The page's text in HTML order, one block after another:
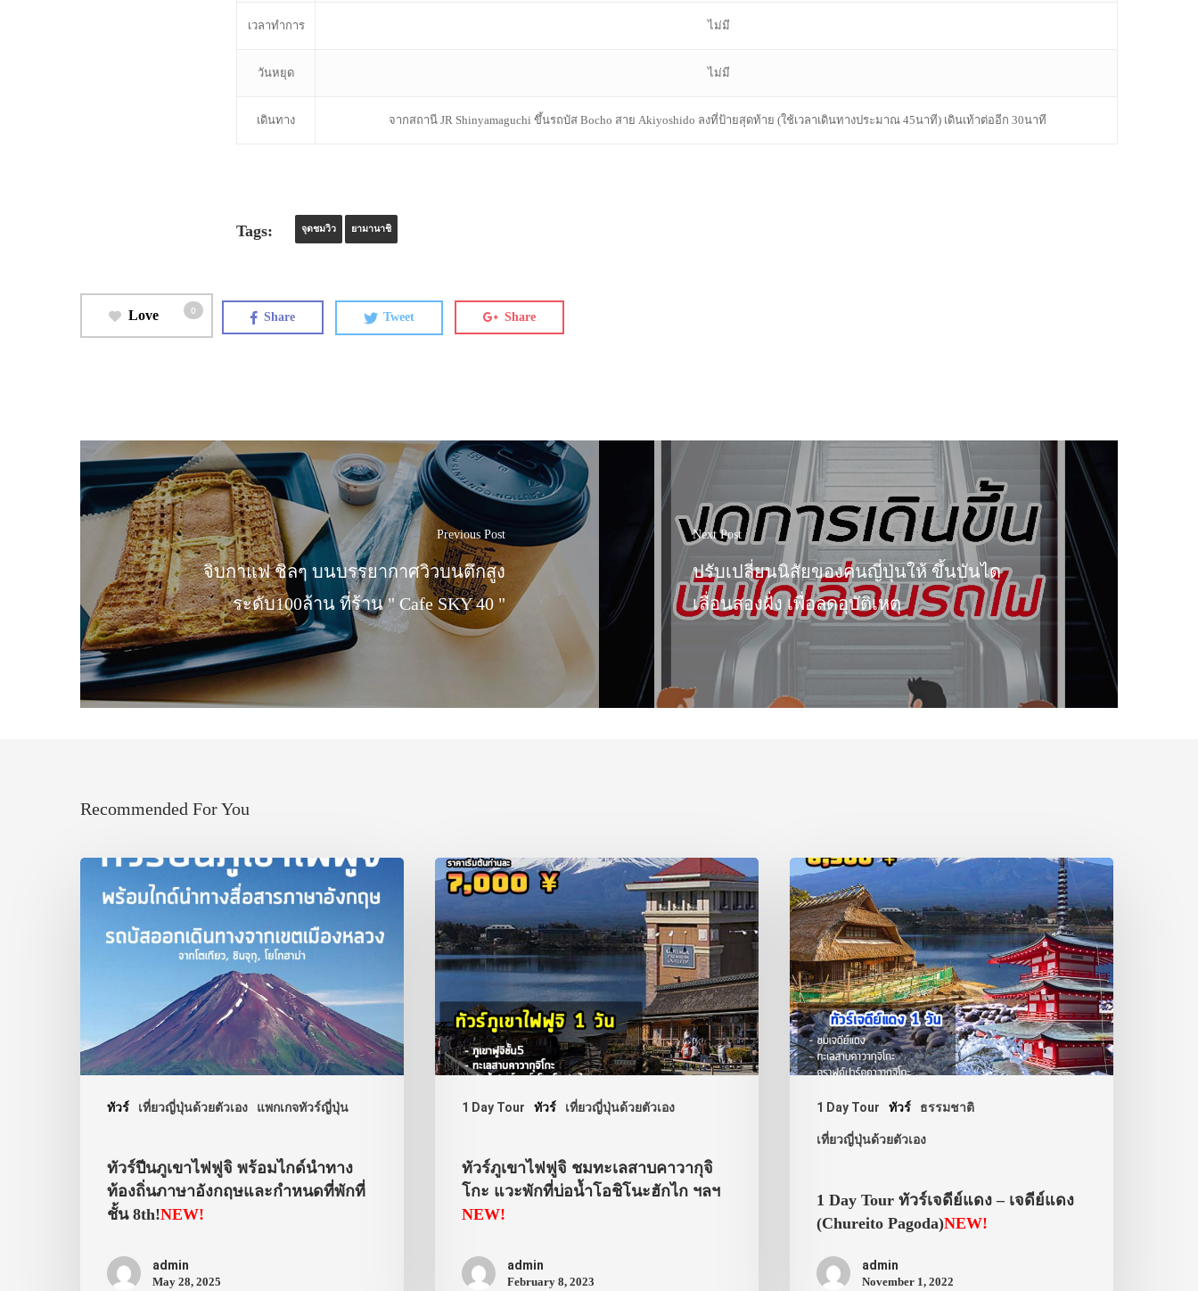
เวลาทำการ ไม่มี
วันหยุด ไม่มี
เดินทาง จากสถานี JR Shinyamaguchi ขึ้นรถบัส Bocho สาย Akiyoshido ลงที่ป้ายสุดท้าย (ใช้เวลาเดินทางประมาณ 45นาที) เดินเท้าต่ออีก 30นาที
Tags: จุดชมวิว ยามานาชิ
Love 0 Share Tweet Share
Previous Post
จิบกาแฟ ชิลๆ บนบรรยากาศวิวบนตึกสูง
ระดับ100ล้าน ที่ร้าน " Cafe SKY 40 "
Next Post
ปรับเปลี่ยนนิสัยของคนญี่ปุ่นให้ ขึ้นบันได
เลื่อนสองฝั่ง เพื่อลดอุบัติเหตุ
Recommended For You
ทัวร์ เที่ยวญี่ปุ่นด้วยตัวเอง แพกเกจทัวร์ญี่ปุ่น
ทัวร์ปีนภูเขาไฟฟูจิ พร้อมไกด์นำทาง
ท้องถิ่นภาษาอังกฤษและกำหนดที่พักที่
ชั้น 8th!NEW!
admin
May 28, 2025
1 Day Tour ทัวร์ เที่ยวญี่ปุ่นด้วยตัวเอง
ทัวร์ภูเขาไฟฟูจิ ชมทะเลสาบคาวากุจิ
โกะ แวะพักที่บ่อน้ำโอชิโนะฮักไก ฯลฯ
NEW!
admin
February 8, 2023
1 Day Tour ทัวร์ ธรรมชาติ
เที่ยวญี่ปุ่นด้วยตัวเอง
1 Day Tour ทัวร์เจดีย์แดง – เจดีย์แดง
(Chureito Pagoda)NEW!
admin
November 1, 2022